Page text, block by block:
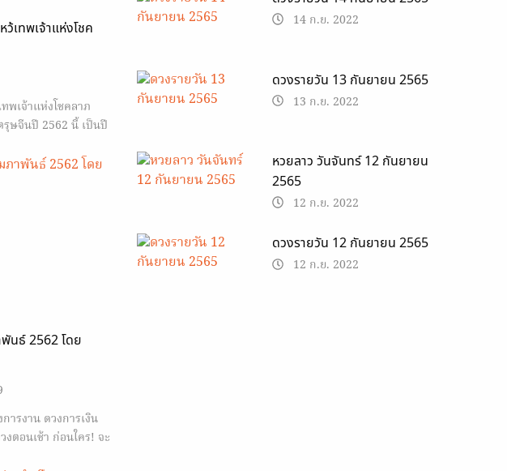
เทพเจ้าแห่งโชค
พเจ้าแห่งโชคลาภ
ษจีนปี 2562 นี้ เป็นปี
นธ์ 2562 โดย
ารงาน ดวงการเงิน
งตอนเช้า ก่อนใคร! จะ
14 ก.ย. 2022
ดวงรายวัน 13 กันยายน 2565
13 ก.ย. 2022
หวยลาว วันจันทร์ 12 กันยายน
2565
12 ก.ย. 2022
ดวงรายวัน 12 กันยายน 2565
12 ก.ย. 2022